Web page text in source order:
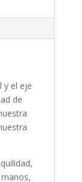
y el eje
de